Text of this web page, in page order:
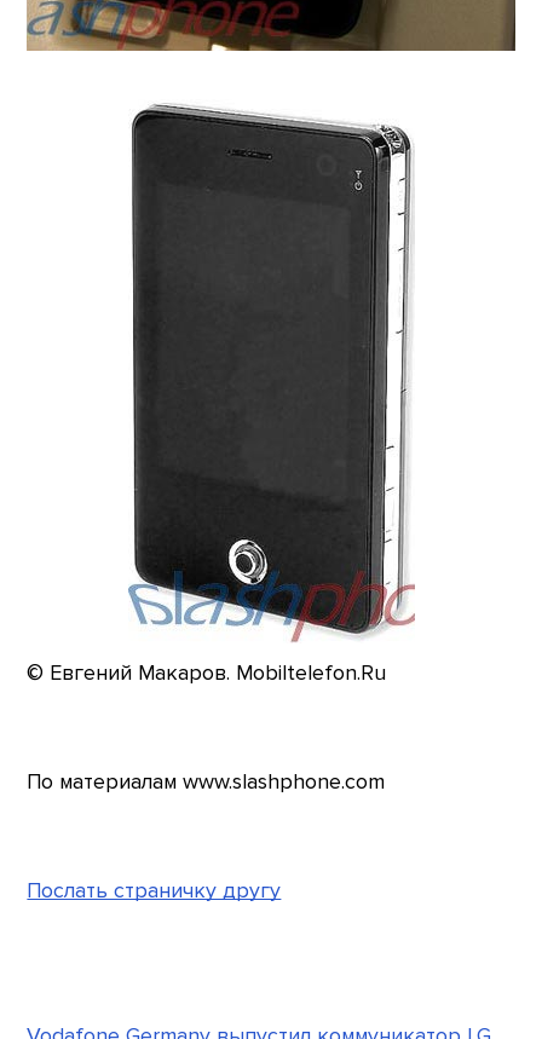
© Евгений Макаров. Mobiltelefon.Ru
По материалам www.slashphone.com
Послать страничку другу